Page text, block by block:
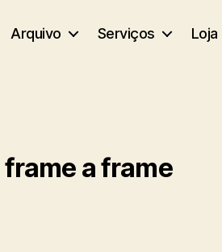
Arquivo Serviços Loja
frame a frame